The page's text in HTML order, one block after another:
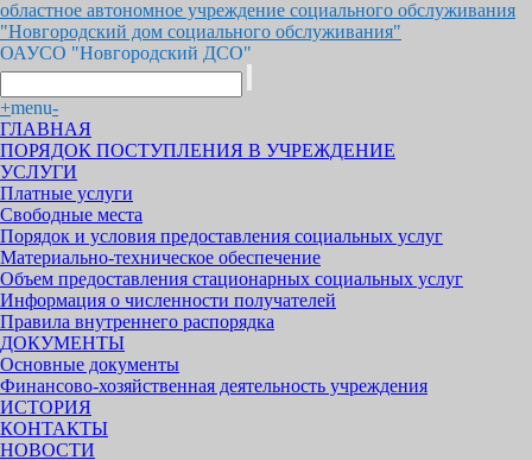
областное автономное учреждение социального обслуживания
"Новгородский дом социального обслуживания"
ОАУСО "Новгородский ДСО"
+menu-
ГЛАВНАЯ
ПОРЯДОК ПОСТУПЛЕНИЯ В УЧРЕЖДЕНИЕ
УСЛУГИ
Платные услуги
Свободные места
Порядок и условия предоставления социальных услуг
Материально-техническое обеспечение
Объем предоставления стационарных социальных услуг
Информация о численности получателей
Правила внутреннего распорядка
ДОКУМЕНТЫ
Основные документы
Финансово-хозяйственная деятельность учреждения
ИСТОРИЯ
КОНТАКТЫ
НОВОСТИ